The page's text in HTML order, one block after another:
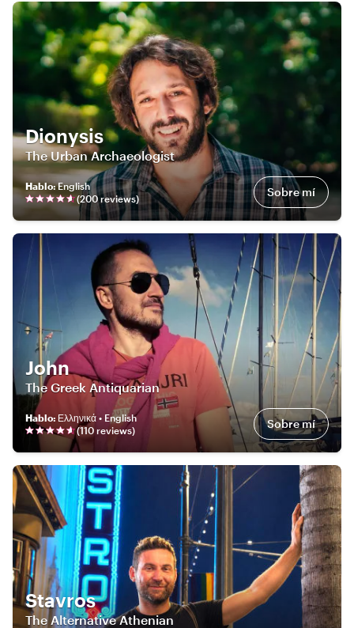
Dionysis
The Urban Archaeologist
Hablo:English
(200reviews) Sobre mí
John
The Greek Antiquarian
Hablo: Ελληνικά • English
(110 reviews) Sobre mí
Stavros
The Alternative Athenian